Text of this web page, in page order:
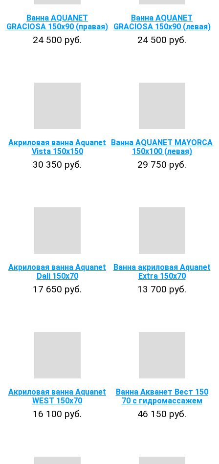
Ванна AQUANET
GRACIOSA 150х90 (правая)
24 500 руб.
Ванна AQUANET
GRACIOSA 150х90 (левая)
24 500 руб.
Акриловая ванна Aquanet
Vista 150x150
30 350 руб.
Ванна AQUANET MAYORCA
150х100 (левая)
29 750 руб.
Акриловая ванна Aquanet
Dali 150x70
17 650 руб.
Ванна акриловая Aquanet
Extra 150x70
13 700 руб.
Акриловая ванна Aquanet
WEST 150x70
16 100 руб.
Ванна Акванет Вест 150
70 с гидромассажем
46 150 руб.